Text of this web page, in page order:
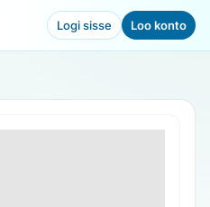
Logi sisse Loo konto